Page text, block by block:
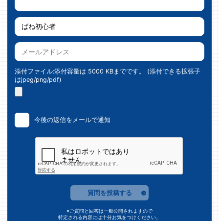
添付ファイル:添付容量は 5000 KBまでです。 (添付できる拡張子
はjpeg/png/pdf)
今後の返信をメールで通知
質問を投稿する
※ご質問と回答は一般公開されますので
特定される内容には十分お気をつけください。